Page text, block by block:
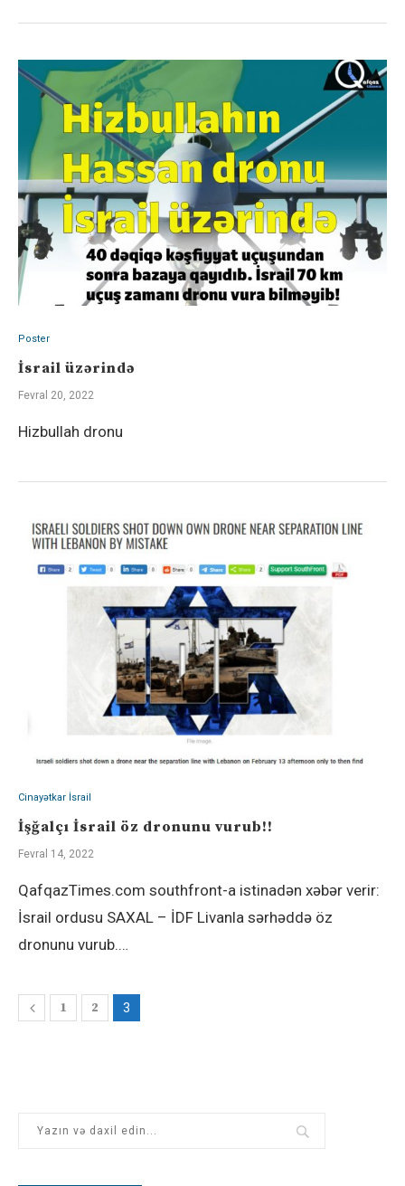
Poster
İsrail üzərində
Fevral 20, 2022
Hizbullah dronu
Cinayətkar İsrail
İşğalçı İsrail öz dronunu vurub!!
Fevral 14, 2022
QafqazTimes.com southfront-a istinadən xəbər verir:
İsrail ordusu SAXAL – İDF Livanla sərhəddə öz
dronunu vurub.…
1 2 3